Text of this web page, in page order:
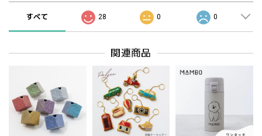
すべて 28 0 0
関連商品